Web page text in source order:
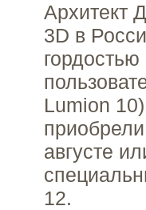
Архитект
3D в
Lumion
августе
12.